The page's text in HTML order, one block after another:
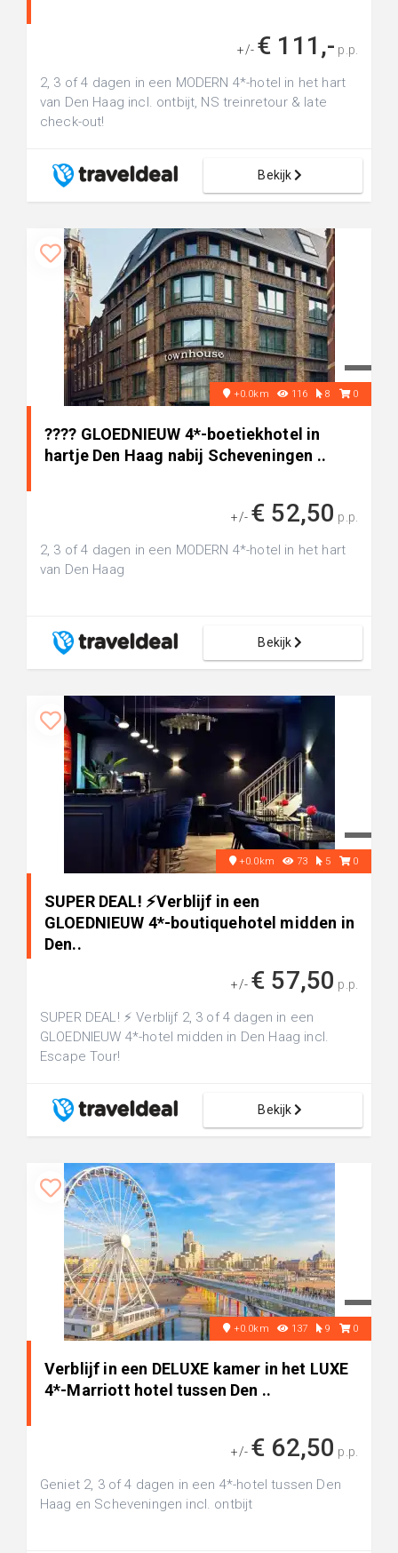
+/- € 111,- p.p.
2, 3 of 4 dagen in een MODERN 4*-hotel in het hart
van Den Haag incl. ontbijt, NS treinretour & late
check-out!
Bekijk
+0.0km 116 8 0
???? GLOEDNIEUW 4*-boetiekhotel in
hartje Den Haag nabij Scheveningen ..
+/- € 52,50 p.p.
2, 3 of 4 dagen in een MODERN 4*-hotel in het hart
van Den Haag
Bekijk
+0.0km 73 5 0
SUPER DEAL! ⚡Verblijf in een
GLOEDNIEUW 4*-boutiquehotel midden in
Den..
+/- € 57,50 p.p.
SUPER DEAL! ⚡ Verblijf 2, 3 of 4 dagen in een
GLOEDNIEUW 4*-hotel midden in Den Haag incl.
Escape Tour!
Bekijk
+0.0km 137 9 0
Verblijf in een DELUXE kamer in het LUXE
4*-Marriott hotel tussen Den ..
+/- € 62,50 p.p.
Geniet 2, 3 of 4 dagen in een 4*-hotel tussen Den
Haag en Scheveningen incl. ontbijt